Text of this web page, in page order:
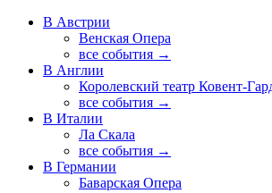
В Австрии
Венская Опера
все события →
В Англии
Королевский театр Ковент-
все события →
В Италии
Ла Скала
все события →
В Германии
Баварская Опера